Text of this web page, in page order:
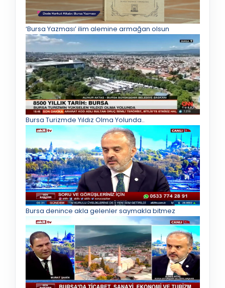
‘Bursa Yazması’ ilim alemine armağan olsun
Bursa Turizmde Yıldız Olma Yolunda..
Bursa denince akla gelenler saymakla bitmez